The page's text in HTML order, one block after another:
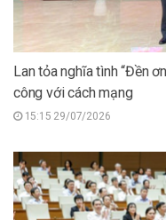
Lan tỏa nghĩa tình “Đền
công với cách mạng
15:15 29/07/2026